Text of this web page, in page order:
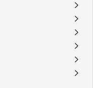
A
A
A
A
A
A